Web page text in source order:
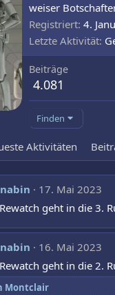
weiser
Registriert 4.
Letzte Aktivität
Beiträge
4.081
Finden
Aktivitäten
17. Mai 2023
geht in die 3.
16. Mai 2023
geht in die 2.
Montclair